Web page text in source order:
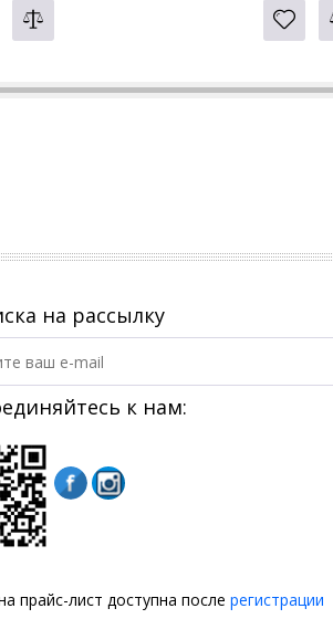
на рассылку
к нам:
прайс-лист доступна после регистрации